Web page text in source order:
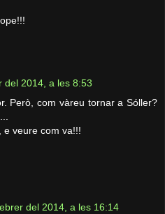
del 2014, a les 8:53
Però, com vàreu tornar a Sóller?
e veure com va!!!
del 2014, a les 16:14